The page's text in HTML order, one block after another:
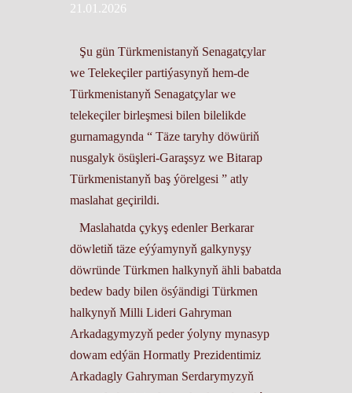
21.01.2026
Şu gün Türkmenistanyň Senagatçylar
we Telekeçiler partiýasynyň hem-de
Türkmenistanyň Senagatçylar we
telekeçiler birleşmesi bilen bilelikde
gurnamagynda “ Täze taryhy döwüriň
nusgalyk ösüşleri-Garaşsyz we Bitarap
Türkmenistanyň baş ýörelgesi ” atly
maslahat geçirildi.
Maslahatda çykyş edenler Berkarar
döwletiň täze eýýamynyň galkynyşy
döwründe Türkmen halkynyň ähli babatda
bedew bady bilen ösýändigi Türkmen
halkynyň Milli Lideri Gahryman
Arkadagymyzyň peder ýolyny mynasyp
dowam edýän Hormatly Prezidentimiz
Arkadagly Gahryman Serdarymyzyň